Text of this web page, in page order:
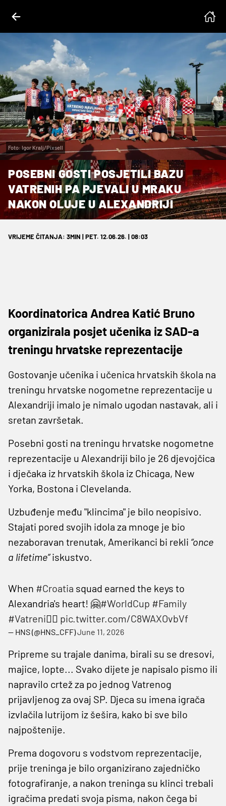
Foto: Igor Kralj/Pixsell
POSEBNI GOSTI POSJETILI BAZU
VATRENIH PA PJEVALI U MRAKU
NAKON OLUJE U ALEXANDRIJI
VRIJEME ČITANJA: 3MIN | PET. 12.06.26. | 08:03
Koordinatorica Andrea Katić Bruno
organizirala posjet učenika iz SAD-a
treningu hrvatske reprezentacije
Gostovanje učenika i učenica hrvatskih škola na
treningu hrvatske nogometne reprezentacije u
Alexandriji imalo je nimalo ugodan nastavak, ali i
sretan završetak.
Posebni gosti na treningu hrvatske nogometne
reprezentacije u Alexandriji bilo je 26 djevojčica
i dječaka iz hrvatskih škola iz Chicaga, New
Yorka, Bostona i Clevelanda.
Uzbuđenje među "klincima" je bilo neopisivo.
Stajati pored svojih idola za mnoge je bio
nezaboravan trenutak, Amerikanci bi rekli “once
a lifetime”iskustvo.
When #Croatia squad earned the keys to
Alexandria's heart! 🤗#WorldCup #Family
#Vatreni❤️‍🔥 pic.twitter.com/C8WAXOvbVf
— HNS (@HNS_CFF)June 11, 2026
Pripreme su trajale danima, birali su se dresovi,
majice, lopte... Svako dijete je napisalo pismo ili
napravilo crtež za po jednog Vatrenog
prijavljenog za ovaj SP. Djeca su imena igrača
izvlačila lutrijom iz šešira, kako bi sve bilo
najpoštenije.
Prema dogovoru s vodstvom reprezentacije,
prije treninga je bilo organizirano zajedničko
fotografiranje, a nakon treninga su klinci trebali
igračima predati svoja pisma, nakon čega bi